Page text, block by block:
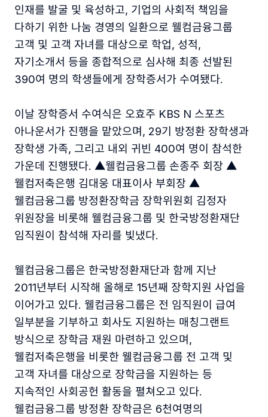
인재를 발굴 및 육성하고, 기업의 사회적 책임을
다하기 위한 나눔 경영의 일환으로 웰컴금융그룹
고객 및 고객 자녀를 대상으로 학업, 성적,
자기소개서 등을 종합적으로 심사해 최종 선발된
390여 명의 학생들에게 장학증서가 수여됐다.
이날 장학증서 수여식은 오효주 KBS N 스포츠
아나운서가 진행을 맡았으며, 29기 방정환 장학생과
장학생 가족, 그리고 내외 귀빈 400여 명이 참석한
가운데 진행됐다. ▲웰컴금융그룹 손종주 회장 ▲
웰컴저축은행 김대웅 대표이사 부회장 ▲
웰컴금융그룹 방정환장학금 장학위원회 김정자
위원장을 비롯해 웰컴금융그룹 및 한국방정환재단
임직원이 참석해 자리를 빛냈다.
웰컴금융그룹은 한국방정환재단과 함께 지난
2011년부터 시작해 올해로 15년째 장학지원 사업을
이어가고 있다. 웰컴금융그룹은 전 임직원이 급여
일부분을 기부하고 회사도 지원하는 매칭그랜트
방식으로 장학금 재원 마련하고 있으며,
웰컴저축은행을 비롯한 웰컴금융그룹 전 고객 및
고객 자녀를 대상으로 장학금을 지원하는 등
지속적인 사회공헌 활동을 펼쳐오고 있다.
웰컴금융그룹 방정환 장학금은 6천여명의